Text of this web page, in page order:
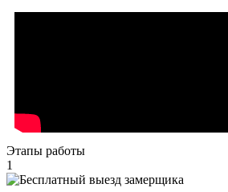
Этапы работы
1